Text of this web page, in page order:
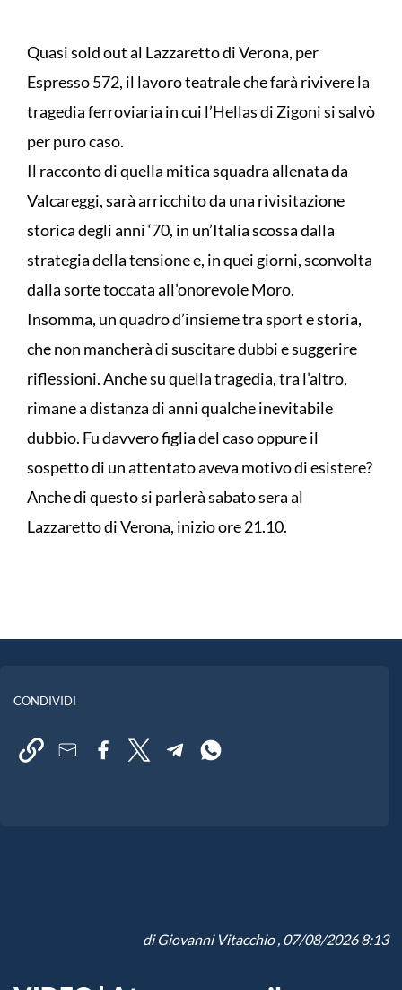
Quasi sold out al Lazzaretto di Verona, per
Espresso 572, il lavoro teatrale che farà rivivere la
tragedia ferroviaria in cui l’Hellas di Zigoni si salvò
per puro caso.
Il racconto di quella mitica squadra allenata da
Valcareggi, sarà arricchito da una rivisitazione
storica degli anni ‘70, in un’Italia scossa dalla
strategia della tensione e, in quei giorni, sconvolta
dalla sorte toccata all’onorevole Moro.
Insomma, un quadro d’insieme tra sport e storia,
che non mancherà di suscitare dubbi e suggerire
riflessioni. Anche su quella tragedia, tra l’altro,
rimane a distanza di anni qualche inevitabile
dubbio. Fu davvero figlia del caso oppure il
sospetto di un attentato aveva motivo di esistere?
Anche di questo si parlerà sabato sera al
Lazzaretto di Verona, inizio ore 21.10.
CONDIVIDI
diGiovanni Vitacchio, 07/08/2026 8:13